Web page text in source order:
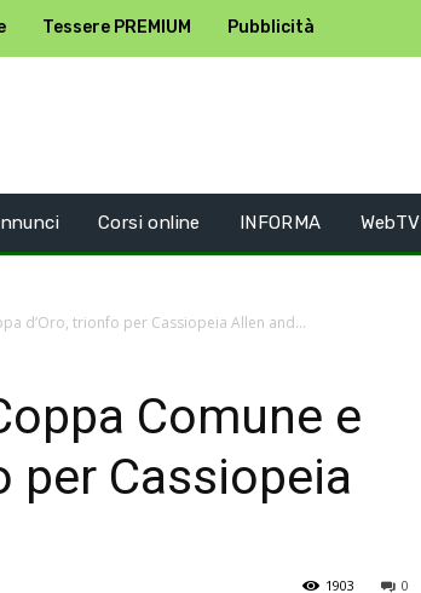
Tessere PREMIUM Pubblicità
Corsi online INFORMA WebTV
d’Oro, trionfo per Cassiopeia Allen and...
Comune e
per Cassiopeia
0
1903